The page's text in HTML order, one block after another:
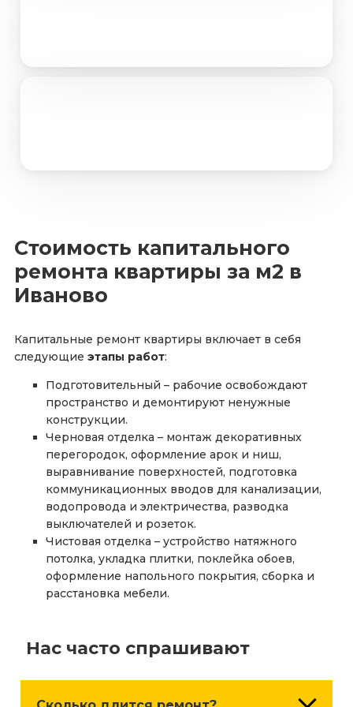
Стоимость капитального
ремонта квартиры за м2 в
Иваново
Капитальные ремонт квартиры включает в себя
следующие этапы работ:
Подготовительный – рабочие освобождают
пространство и демонтируют ненужные
конструкции.
Черновая отделка – монтаж декоративных
перегородок, оформление арок и ниш,
выравнивание поверхностей, подготовка
коммуникационных вводов для канализации,
водопровода и электричества, разводка
выключателей и розеток.
Чистовая отделка – устройство натяжного
потолка, укладка плитки, поклейка обоев,
оформление напольного покрытия, сборка и
расстановка мебели.
Нас часто спрашивают